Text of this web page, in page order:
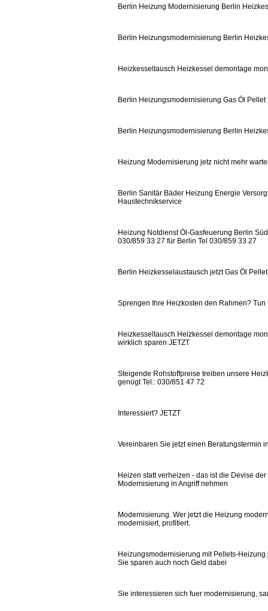
Berlin Heizung Modernisierung Berlin
Berlin Heizungsmodernisierung Berlin
Heizkesseltausch Heizkessel demontage
Berlin Heizungsmodernisierung Gas Öl
Berlin Heizungsmodernisierung Berlin
Heizung Modernisierung jetz nicht mehr
Berlin Sanitär Bäder Heizung Energie
Haustechnikservice
Heizung Notdienst Öl-Gasfeuerung Berlin
030/859 33 27 für Berlin Tel 030/859 33 27
Berlin Heizkesselaustausch jetzt Gas Öl
Sprengen Ihre Heizkosten den Rahmen?
Heizkesseltausch Heizkessel demontage
wirklich sparen JETZT
Steigende Rohstoffpreise treiben unsere
genügt Tel.: 030/851 47 72
Interessiert? JETZT
Vereinbaren Sie jetzt einen Beratungstermin
Heizen statt verheizen - das ist die Devise
Modernisierung in Angriff nehmen
Modernisierung. Wer jetzt die Heizung
modernisiert, profitiert.
Heizungsmodernisierung mit Pellets-
Sie sparen auch noch Geld dabei
Sie interessieren sich fuer modernisierung,